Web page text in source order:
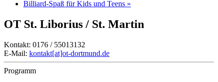
Billiard-Spaß für Kids und Teens »
OT St. Liborius / St. Martin
Kontakt: 0176 / 55013132
E-Mail: kontakt[at]ot-dortmund.de
Programm